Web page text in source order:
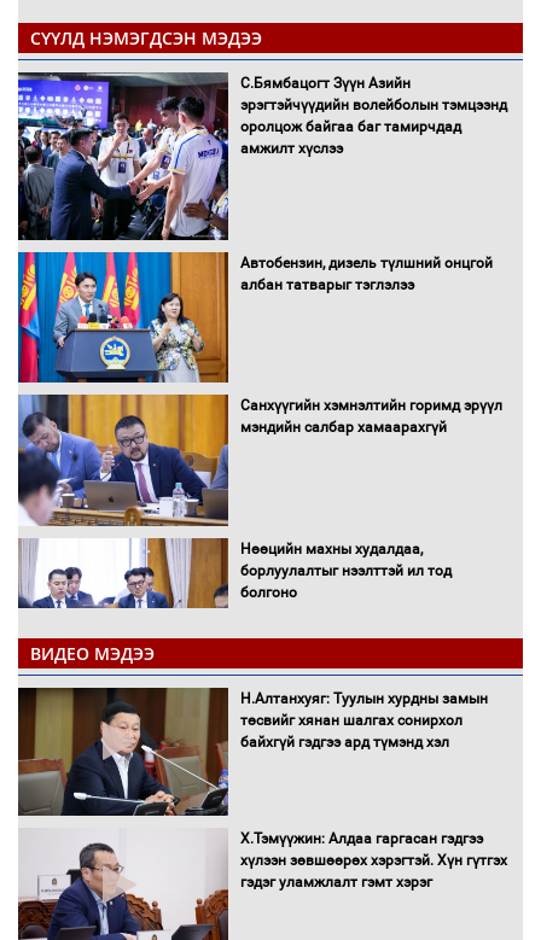
СҮҮЛД НЭМЭГДСЭН МЭДЭЭ
С.Бямбацогт Зүүн Азийн
эрэгтэйчүүдийн волейболын тэмцээнд
оролцож байгаа баг тамирчдад
амжилт хүслээ
Автобензин, дизель түлшний онцгой
албан татварыг тэглэлээ
Санхүүгийн хэмнэлтийн горимд эрүүл
мэндийн салбар хамаарахгүй
Нөөцийн махны худалдаа,
борлуулалтыг нээлттэй ил тод
болгоно
Монгол Улс “COP17”-д “Тал хээрийн
төлөвлөгөө”-гөө танилцуулна
16 төрлийн эмийг нэг эх үүсвэрээс
худалдан авах журмыг баталлаа
ВИДЕО МЭДЭЭ
Н.Алтанхуяг: Туулын хурдны замын
төсвийг хянан шалгах сонирхол
байхгүй гэдгээ ард түмэнд хэл
Х.Тэмүүжин: Алдаа гаргасан гэдгээ
хүлээн зөвшөөрөх хэрэгтэй. Хүн гүтгэх
гэдэг уламжлалт гэмт хэрэг